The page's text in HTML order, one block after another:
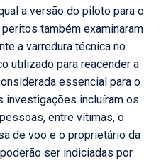
a versão do piloto para o
também examinaram
a varredura técnica no
utilizado para reacender a
essencial para o
investigações incluíram os
entre vítimas, o
de voo e o proprietário da
ser indiciadas por